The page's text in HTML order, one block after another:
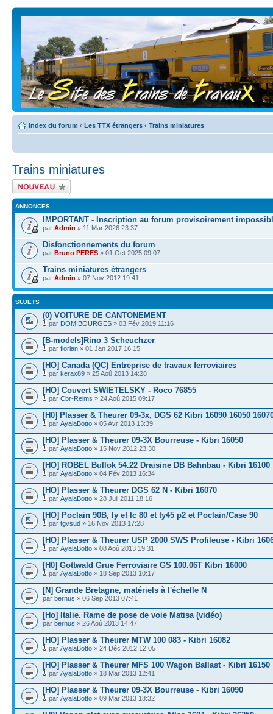
Index du forum ‹ Les TTX étrangers ‹ Trains miniatures
Trains miniatures
Écrire un nouveau
sujet
ANNONCES
IMPORTANT - Inscription au forum provisoirement
par Admin » 11 Mar 2026 23:37
Disfonctionnements du forum
par Bruno PERES » 01 Oct 2025 09:07
Trains miniatures étrangers
par Admin » 07 Nov 2012 19:41
SUJETS
(0) VOITURE DE CANTONEMENT
par DOMIBOURGES » 03 Fév 2019 11:16
[B-models]Rino 3 Scheuchzer
par florian » 01 Jan 2017 16:15
[HO] Canada (QC) Entreprise de travaux ferroviaires
par kerax89 » 25 Aoû 2013 14:28
[HO] Couvert SWIETELSKY - Roco 76855
par Cbr-Reims » 24 Aoû 2015 09:17
[H0] Plasser & Theurer 09-3x, DGS 62 Kibri 16090 16050
par AyalaBotto » 05 Avr 2013 13:39
[HO] Plasser & Theurer 09-3X Bourreuse - Kibri 16050
par AyalaBotto » 15 Nov 2012 23:30
[HO] ROBEL Bullok 54.22 Draisine DB Bahnbau - Kibri 16100
par AyalaBotto » 04 Fév 2013 16:34
[HO] Plasser & Theurer DGS 62 N - Kibri 16070
par AyalaBotto » 28 Juil 2011 18:16
[HO] Poclain 90B, ly et lc 80 et ty45 p2 et Poclain/Case 90
par tgvsud » 16 Nov 2013 17:28
[HO] Plasser & Theurer USP 2000 SWS Profileuse - Kibri
par AyalaBotto » 08 Aoû 2013 19:31
[H0] Gottwald Grue Ferroviaire GS 100.06T Kibri 16000
par AyalaBotto » 18 Sep 2013 10:17
[N] Grande Bretagne, matériels à l'échelle N
par bernus » 06 Sep 2013 07:41
[Ho] Italie. Rame de pose de voie Matisa (vidéo)
par bernus » 26 Aoû 2013 14:47
[HO] Plasser & Theurer MTW 100 083 - Kibri 16082
par AyalaBotto » 24 Déc 2012 12:05
[HO] Plasser & Theurer MFS 100 Wagon Ballast - Kibri 16150
par AyalaBotto » 18 Mar 2013 12:41
[HO] Plasser & Theurer 09-3X Bourreuse - Kibri 16090
par AyalaBotto » 09 Mar 2013 18:32